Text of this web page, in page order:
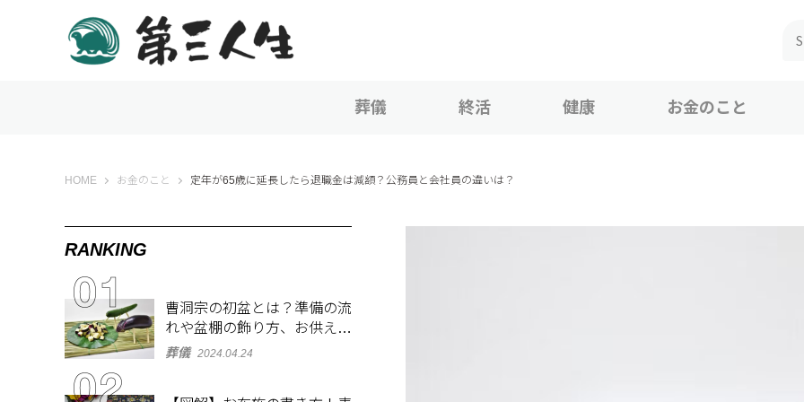
葬儀 終活 健康 お金のこと
HOME 第三人生 〜寄り道の歩き方〜
お金のこと 定年が65歳に延長したら退職金は減額？公務員と会社員の違いは？
RANKING
曹洞宗の初盆とは？準備の流
れや盆棚の飾り方、お供え物
を解説
葬儀 2024.04.24